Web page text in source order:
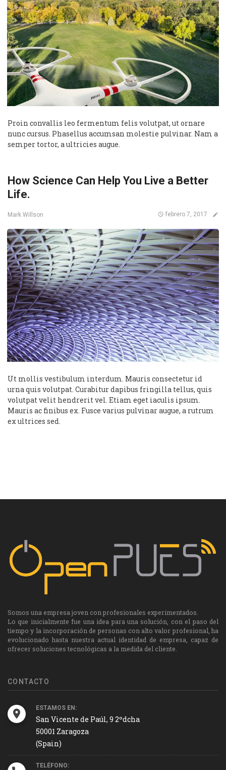
Proin convallis leo fermentum felis volutpat, ut ornare
nunc cursus. Phasellus accumsan molestie pulvinar. Nam a
semper tortor, a ultricies augue.
How Science Can Help You Live a Better
Life.
Mark Willson febrero 7, 2017
Ut mollis vestibulum interdum. Mauris consectetur id
urna quis volutpat. Curabitur dapibus fringilla tellus, quis
volutpat velit hendrerit vel. Etiam eget iaculis ipsum.
Mauris ac finibus ex. Fusce varius pulvinar augue, a rutrum
ex ultrices sed.
Somos una empresa joven con profesionales experimentados.
Lo que inicialmente fue una idea para una solución, con el paso del
tiempo y la incorporación de personas con alto valor profesional, ha
evolucionado hasta nuestra actual identidad de empresa, capaz de
ofrecer soluciones tecnológicas a la medida del cliente.
CONTACTO
ESTAMOS EN:
San Vicente de Paúl, 9 2ºdcha
50001 Zaragoza
(Spain)
TELÉFONO: